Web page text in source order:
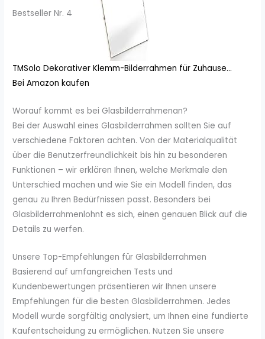
Bestseller Nr. 4
TMSolo Dekorativer Klemm-Bilderrahmen für Zuhause...
Bei Amazon kaufen
Worauf kommt es bei Glasbilderrahmenan?
Bei der Auswahl eines Glasbilderrahmen sollten Sie auf
verschiedene Faktoren achten. Von der Materialqualität
über die Benutzerfreundlichkeit bis hin zu besonderen
Funktionen – wir erklären Ihnen, welche Merkmale den
Unterschied machen und wie Sie ein Modell finden, das
genau zu Ihren Bedürfnissen passt. Besonders bei
Glasbilderrahmenlohnt es sich, einen genauen Blick auf die
Details zu werfen.
Unsere Top-Empfehlungen für Glasbilderrahmen
Basierend auf umfangreichen Tests und
Kundenbewertungen präsentieren wir Ihnen unsere
Empfehlungen für die besten Glasbilderrahmen. Jedes
Modell wurde sorgfältig analysiert, um Ihnen eine fundierte
Kaufentscheidung zu ermöglichen. Nutzen Sie unsere